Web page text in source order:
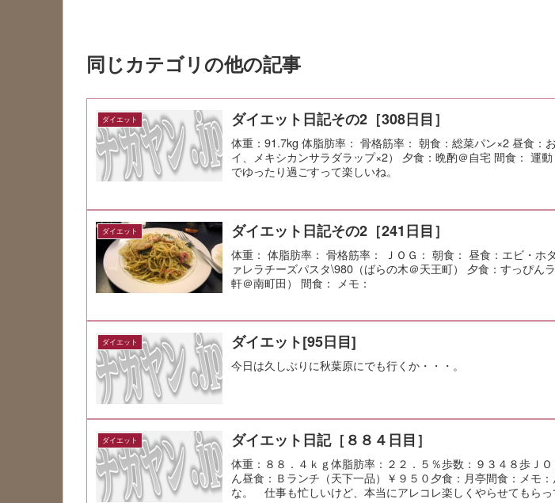
同じカテゴリの他の記事
ダイエット ダイエット日記その2［308日目］
体重：91.7kg 体脂肪率： 骨格筋率： 朝食：総菜パン×2 昼食：
イ、メキシカンサラダラップ×2） 夕食：晩酌＠自宅 間食： 運
でゆったり過ごすって楽しいね。
ダイエット ダイエット日記その2［241日目］
体重： 体脂肪率： 骨格筋率： ＪＯＧ： 朝食： 昼食：エビ・ホ
ァレラチーズパスタ\980（ばらの木＠天王町） 夕食：すっぴん
軒＠南町田） 間食： メモ：
ダイエット ダイエット[95日目]
今日は久しぶりに秋葉原にでも行くか・・・。
ダイエット ダイエット日記［８８４日目］
体重：８８．４ｋｇ体脂肪率：２２．５％歩数：９３４８歩Ｊ
ん昼食：Ｂランチ（天下一品）￥９５０夕食：月亭間食：メモ
な。 仕事も忙しいけど、本当にアレコレ楽しくやらせてもら